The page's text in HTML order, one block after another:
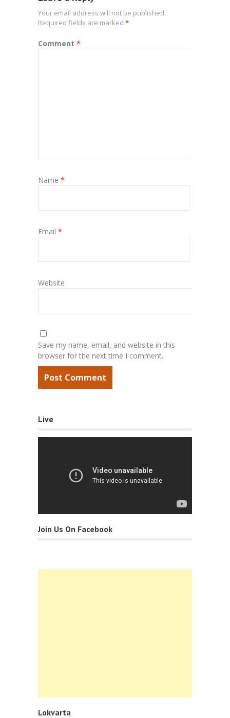
Your email address will not be published.
Required fields are marked *
Comment *
Name *
Email *
Website
Save my name, email, and website in this
browser for the next time I comment.
Live
Join Us On Facebook
Lokvarta